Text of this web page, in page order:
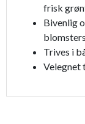
frisk
Bivenlig
Trives i
Velegnet